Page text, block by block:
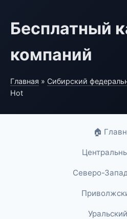
Бесплатный
компаний
Главная » Сибирский
Hot
🏠
Северо-